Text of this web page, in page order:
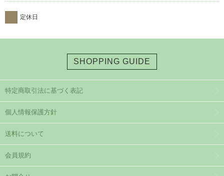
定休日
SHOPPING GUIDE
特定商取引法に基づく表記
個人情報保護方針
送料について
会員規約